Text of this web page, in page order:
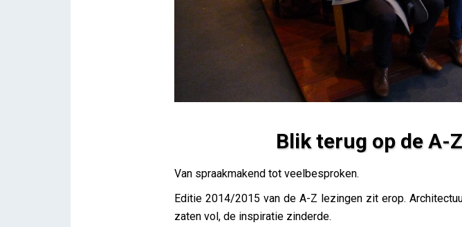
Blik terug op de A-
Blik terug op de A-Z lezingen 2014/2015
Van spraakmakend tot veelbesproken.
Editie 2014/2015 van de A-Z lezingen zit erop.
zaten vol, de inspiratie zinderde.